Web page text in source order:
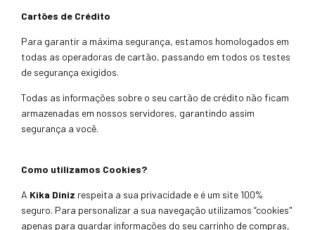
Cartões de Crédito
Para garantir a máxima segurança, estamos homologados em
todas as operadoras de cartão, passando em todos os testes
de segurança exigidos.
Todas as informações sobre o seu cartão de crédito não ficam
armazenadas em nossos servidores, garantindo assim
segurança a você.
Como utilizamos Cookies?
A Kika Diniz respeita a sua privacidade e é um site 100%
seguro. Para personalizar a sua navegação utilizamos “cookies"
apenas para guardar informações do seu carrinho de compras,